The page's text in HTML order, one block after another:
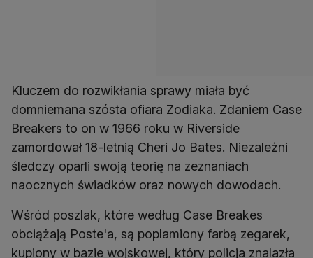
Kluczem do rozwikłania sprawy miała być
domniemana szósta ofiara Zodiaka. Zdaniem Case
Breakers to on w 1966 roku w Riverside
zamordował 18-letnią Cheri Jo Bates. Niezależni
śledczy oparli swoją teorię na zeznaniach
naocznych świadków oraz nowych dowodach.
Wśród poszlak, które według Case Breakes
obciążają Poste'a, są poplamiony farbą zegarek,
kupiony w bazie wojskowej, który policja znalazła